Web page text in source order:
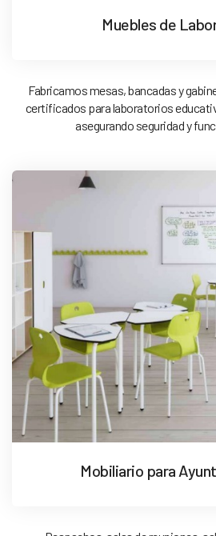
Muebles de
Fabricamos mesas, bancadas y
certificados para laboratorios
asegurando seguridad y
Mobiliario para